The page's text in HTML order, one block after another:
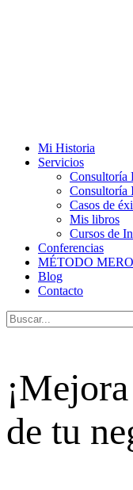
Mi Historia
Servicios
Consultoría
Consultoría
Casos de
Mis libros
Cursos de
Conferencias
MÉTODO
Blog
Contacto
de tu